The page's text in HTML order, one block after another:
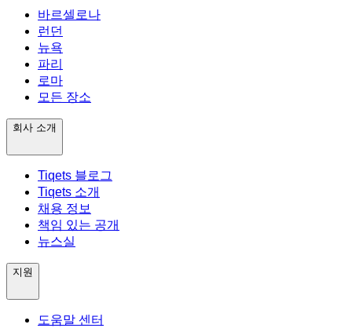
바르셀로나
런던
뉴욕
파리
로마
모든 장소
회사 소개
Tiqets 블로그
Tiqets 소개
채용 정보
책임 있는 공개
뉴스실
지원
도움말 센터